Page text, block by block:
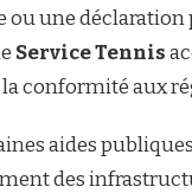
ou une déclaration
Service Tennis
conformité aux
aides
des